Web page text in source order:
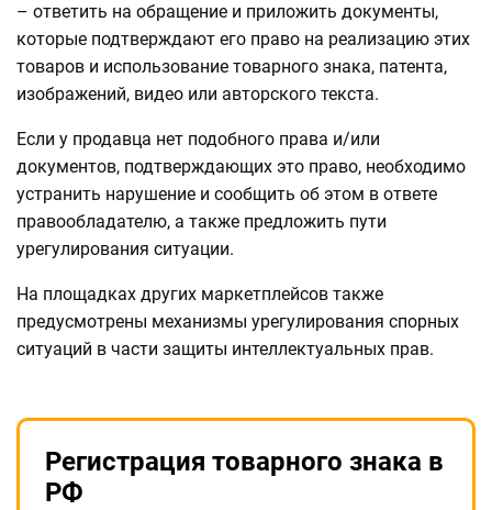
– ответить на обращение и приложить документы,
которые подтверждают его право на реализацию этих
товаров и использование товарного знака, патента,
изображений, видео или авторского текста.
Если у продавца нет подобного права и/или
документов, подтверждающих это право, необходимо
устранить нарушение и сообщить об этом в ответе
правообладателю, а также предложить пути
урегулирования ситуации.
На площадках других маркетплейсов также
предусмотрены механизмы урегулирования спорных
ситуаций в части защиты интеллектуальных прав.
Регистрация товарного знака в
РФ